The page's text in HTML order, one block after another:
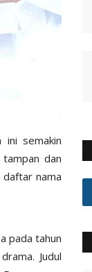
ini semakin
dan
nama
pada tahun
Judul